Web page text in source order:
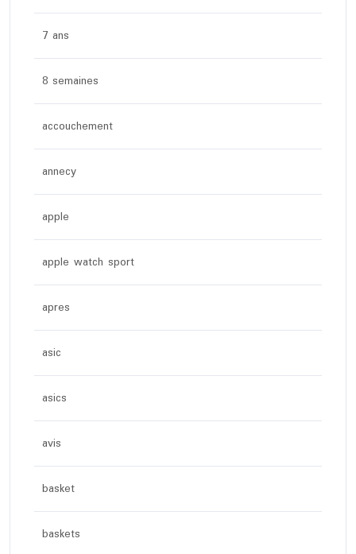
7 ans
8 semaines
accouchement
annecy
apple
apple watch sport
apres
asic
asics
avis
basket
baskets